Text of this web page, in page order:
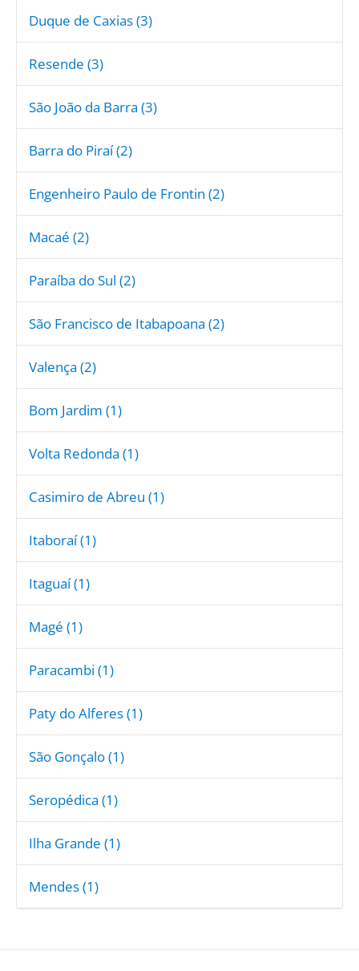
Duque de Caxias (3)
Resende (3)
São João da Barra (3)
Barra do Piraí (2)
Engenheiro Paulo de Frontin (2)
Macaé (2)
Paraíba do Sul (2)
São Francisco de Itabapoana (2)
Valença (2)
Bom Jardim (1)
Volta Redonda (1)
Casimiro de Abreu (1)
Itaboraí (1)
Itaguaí (1)
Magé (1)
Paracambi (1)
Paty do Alferes (1)
São Gonçalo (1)
Seropédica (1)
Ilha Grande (1)
Mendes (1)